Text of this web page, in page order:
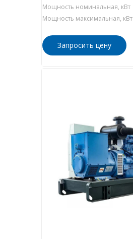
Мощность номинальная, кВт
Мощность максимальная, кВт
Запросить цену